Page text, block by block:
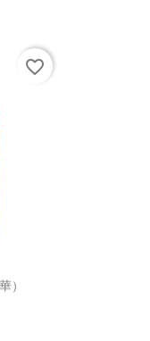
）
favorite_border